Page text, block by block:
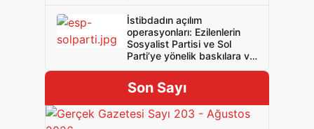
İstibdadın açılım
operasyonları: Ezilenlerin
Sosyalist Partisi ve Sol
Parti’ye yönelik baskılara ve
Son Sayı